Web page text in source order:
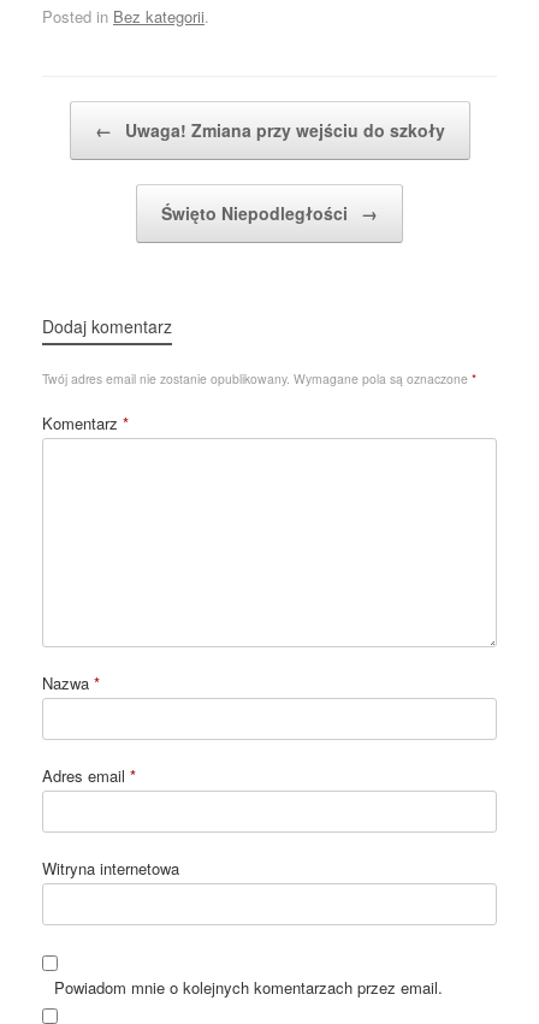
Posted in Bez kategorii.
← Uwaga! Zmiana przy wejściu do szkoły
Święto Niepodległości →
Dodaj komentarz
Twój adres email nie zostanie opublikowany. Wymagane pola są oznaczone *
Komentarz *
Nazwa *
Adres email *
Witryna internetowa
Powiadom mnie o kolejnych komentarzach przez email.